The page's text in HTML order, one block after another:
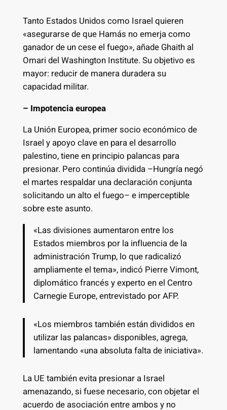
Tanto Estados Unidos como Israel quieren
«asegurarse de que Hamás no emerja como
ganador de un cese el fuego», añade Ghaith al
Omari del Washington Institute. Su objetivo es
mayor: reducir de manera duradera su
capacidad militar.
– Impotencia europea
La Unión Europea, primer socio económico de
Israel y apoyo clave en para el desarrollo
palestino, tiene en principio palancas para
presionar. Pero continúa dividida –Hungría negó
el martes respaldar una declaración conjunta
solicitando un alto el fuego– e imperceptible
sobre este asunto.
«Las divisiones aumentaron entre los
Estados miembros por la influencia de la
administración Trump, lo que radicalizó
ampliamente el tema», indicó Pierre Vimont,
diplomático francés y experto en el Centro
Carnegie Europe, entrevistado por AFP.
«Los miembros también están divididos en
utilizar las palancas» disponibles, agrega,
lamentando «una absoluta falta de iniciativa».
La UE también evita presionar a Israel
amenazando, si fuese necesario, con objetar el
acuerdo de asociación entre ambos y no